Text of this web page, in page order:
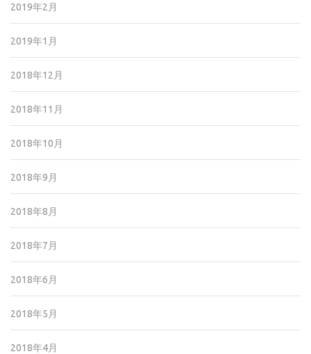
2019年2月
2019年1月
2018年12月
2018年11月
2018年10月
2018年9月
2018年8月
2018年7月
2018年6月
2018年5月
2018年4月